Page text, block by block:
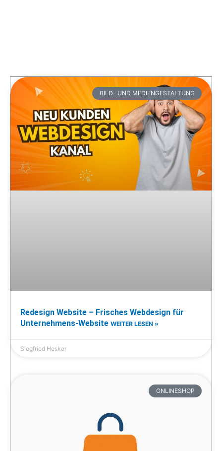
BILD- UND MEDIENGESTALTUNG
Redesign Website – Frisches Webdesign für
Unternehmens-Website WEITER LESEN »
Siegfried Hesker
ONLINESHOP